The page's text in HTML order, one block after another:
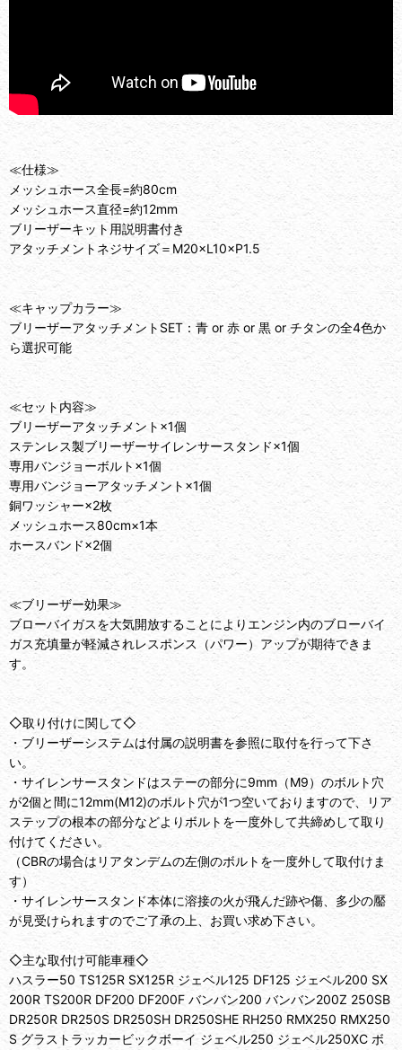
≪仕様≫
メッシュホース全長=約80cm
メッシュホース直径=約12mm
ブリーザーキット用説明書付き
アタッチメントネジサイズ＝M20×L10×P1.5
≪キャップカラー≫
ブリーザーアタッチメントSET：青 or 赤 or 黒 or チタンの全4色か
ら選択可能
≪セット内容≫
ブリーザーアタッチメント×1個
ステンレス製ブリーザーサイレンサースタンド×1個
専用バンジョーボルト×1個
専用バンジョーアタッチメント×1個
銅ワッシャー×2枚
メッシュホース80cm×1本
ホースバンド×2個
≪ブリーザー効果≫
ブローバイガスを大気開放することによりエンジン内のブローバイ
ガス充填量が軽減されレスポンス（パワー）アップが期待できま
す。
◇取り付けに関して◇
・ブリーザーシステムは付属の説明書を参照に取付を行って下さ
い。
・サイレンサースタンドはステーの部分に9mm（M9）のボルト穴
が2個と間に12mm(M12)のボルト穴が1つ空いておりますので、リア
ステップの根本の部分などよりボルトを一度外して共締めして取り
付けてください。
（CBRの場合はリアタンデムの左側のボルトを一度外して取付けま
す）
・サイレンサースタンド本体に溶接の火が飛んだ跡や傷、多少の靨
が見受けられますのでご了承の上、お買い求め下さい。
◇主な取付け可能車種◇
ハスラー50 TS125R SX125R ジェベル125 DF125 ジェベル200 SX
200R TS200R DF200 DF200F バンバン200 バンバン200Z 250SB
DR250R DR250S DR250SH DR250SHE RH250 RMX250 RMX250
S グラストラッカービックボーイ ジェベル250 ジェベル250XC ボ